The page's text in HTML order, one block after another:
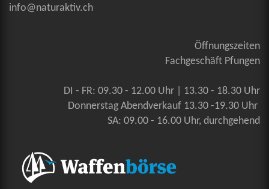
info@naturaktiv.ch
Öffnungszeiten
Fachgeschäft Pfungen
DI - FR: 09.30 - 12.00 Uhr | 13.30 - 18.30 Uhr
Donnerstag Abendverkauf 13.30 -19.30 Uhr
SA: 09.00 - 16.00 Uhr, durchgehend